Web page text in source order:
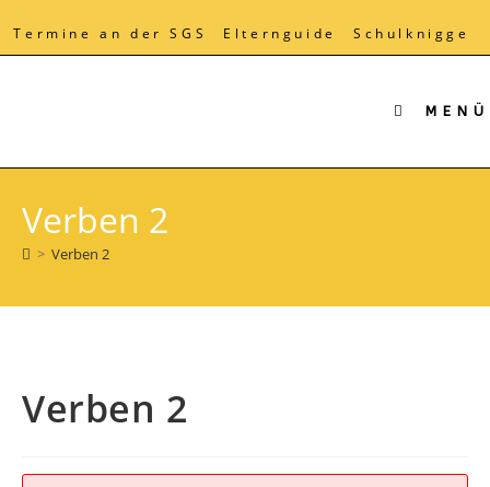
springen
Termine an der SGS Elternguide Schulknigge
MENÜ
Verben 2
> Verben 2
Verben 2